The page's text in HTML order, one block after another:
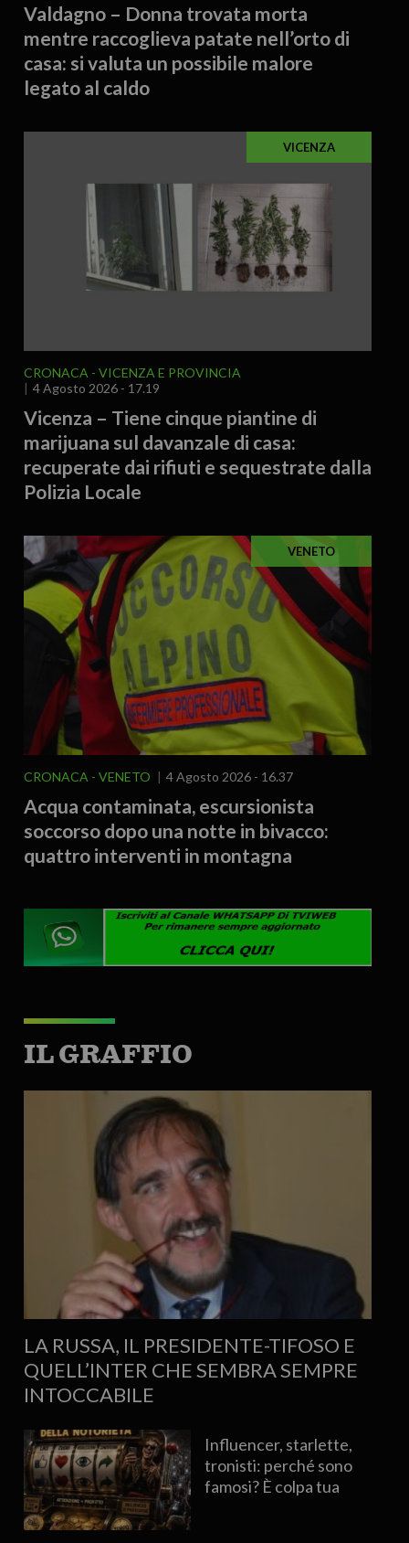
Valdagno – Donna trovata morta
mentre raccoglieva patate nell’orto di
casa: si valuta un possibile malore
legato al caldo
VICENZA
CRONACA
VICENZA E PROVINCIA
4 Agosto 2026 - 17.19
Vicenza – Tiene cinque piantine di
marijuana sul davanzale di casa:
recuperate dai rifiuti e sequestrate dalla
Polizia Locale
VENETO
CRONACA VENETO 4 Agosto 2026 - 16.37
Acqua contaminata, escursionista
soccorso dopo una notte in bivacco:
quattro interventi in montagna
IL GRAFFIO
LA RUSSA, IL PRESIDENTE-TIFOSO E
QUELL’INTER CHE SEMBRA SEMPRE
INTOCCABILE
Influencer, starlette,
tronisti: perché sono
famosi? È colpa tua